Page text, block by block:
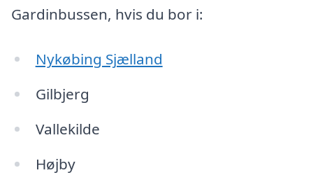
Gardinbussen, hvis du bor i:
Nykøbing Sjælland
Gilbjerg
Vallekilde
Højby